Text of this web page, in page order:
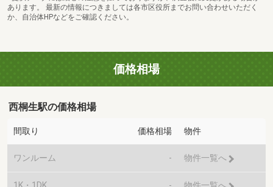
あります。 最新の情報につきましては各市区役所までお問い合わせいただく
か、自治体HPなどをご確認ください。
価格相場
西桐生駅の価格相場
間取り 価格相場 物件
ワンルーム - 物件一覧へ